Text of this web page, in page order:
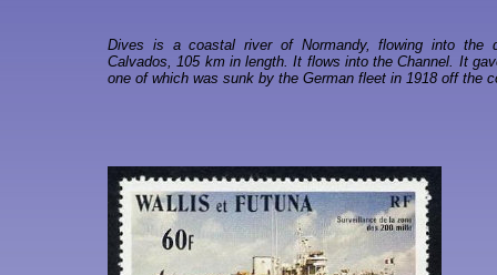
Dives is a coastal river of Normandy, flowing into the
Calvados, 105 km in length. It flows into the Channel. It
one of which was sunk by the German fleet in 1918 off the